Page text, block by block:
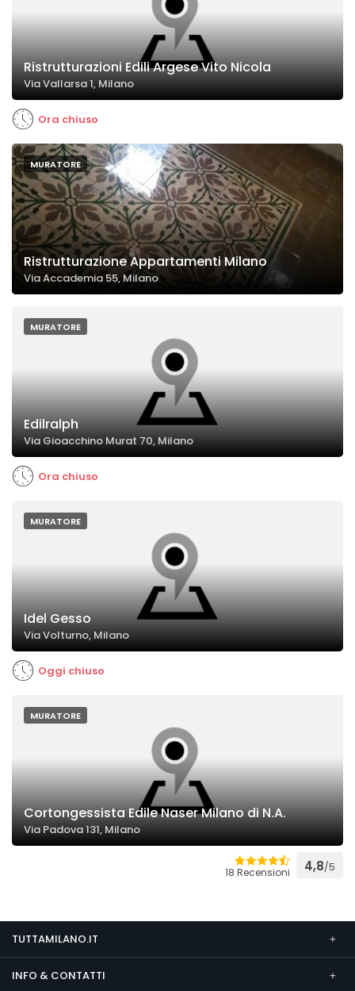
Ristrutturazioni Edili Argese Vito Nicola
Via Vallarsa 1, Milano
Ora chiuso
MURATORE
Ristrutturazione Appartamenti Milano
Via Accademia 55, Milano
MURATORE
Edilralph
Via Gioacchino Murat 70, Milano
Ora chiuso
MURATORE
Idel Gesso
Via Volturno, Milano
Oggi chiuso
MURATORE
Cortongessista Edile Naser Milano di N.A.
Via Padova 131, Milano
18 Recensioni 4,8/5
TUTTAMILANO.IT
INFO & CONTATTI